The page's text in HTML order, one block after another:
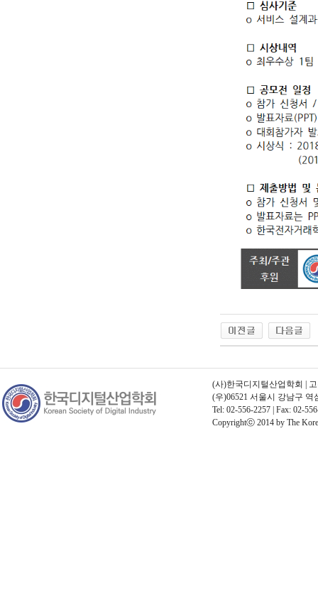
(사)한국디지털산업학회 |
(우)06521 서울시 강남구
Tel: 02-556-2257 | Fax: 02-
Copyrightⓒ 2014 by The